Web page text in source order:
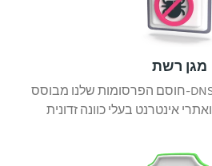
מגן רשת
חוסם הפרסומות שלנו מבוסס-DNS ועוזר להגן עליכם מפני